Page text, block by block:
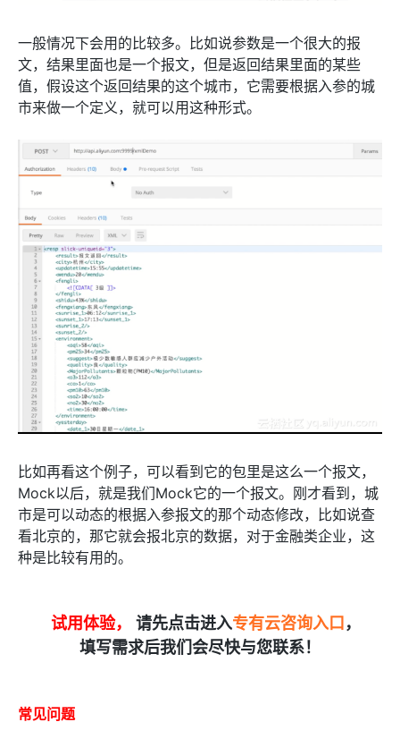
一般情况下会用的比较多。比如说参数是一个很大的报
文，结果里面也是一个报文，但是返回结果里面的某些
值，假设这个返回结果的这个城市，它需要根据入参的城
市来做一个定义，就可以用这种形式。
比如再看这个例子，可以看到它的包里是这么一个报文，
Mock以后，就是我们Mock它的一个报文。刚才看到，城
市是可以动态的根据入参报文的那个动态修改，比如说查
看北京的，那它就会报北京的数据，对于金融类企业，这
种是比较有用的。
试用体验， 请先点击进入专有云咨询入口 ，
填写需求后我们会尽快与您联系！
常见问题